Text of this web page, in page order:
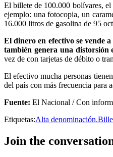
El billete de 100.000 bolívares, el
ejemplo: una fotocopia, un
16.000 litros de gasolina de 95
El dinero en efectivo se vende
también genera una distorsión
vez de con tarjetas de débito o
El efectivo mucha personas
del país con más frecuencia para
Fuente: El Nacional / Con
Etiquetas:Alta denominación.
Join the